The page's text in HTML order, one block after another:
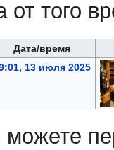
от того
Дата/время
13 июля 2025